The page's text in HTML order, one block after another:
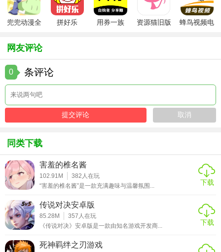
兜兜动漫全
拼好乐 用券一族 资源猫旧版
蜂鸟视频电
网友评论
0 条评论
同类下载
害羞的椎名酱
102.91M 382 人在玩
“害羞的椎名酱”是一款充满趣味与温馨氛围...
下载
传说对决安卓版
85.28M 357 人在玩
《传说对决》安卓版是一款由知名游戏开发商...
下载
死神羁绊之刃游戏